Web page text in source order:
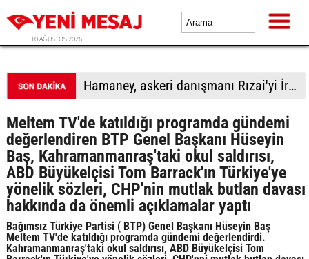
10 AĞUSTOS 2026
Trump: İran ile temasları fazla büyütmeden yürütüyoruz
Meltem TV'de katıldığı programda gündemi
değerlendiren BTP Genel Başkanı Hüseyin
Baş, Kahramanmanraş'taki okul saldırısı,
ABD Büyükelçisi Tom Barrack'ın Türkiye'ye
yönelik sözleri, CHP'nin mutlak butlan davası
hakkında da önemli açıklamalar yaptı
Bağımsız Türkiye Partisi ( BTP) Genel Başkanı Hüseyin Baş
Meltem TV'de katıldığı programda gündemi değerlendirdi.
Kahramanmanraş'taki okul saldırısı, ABD Büyükelçisi Tom